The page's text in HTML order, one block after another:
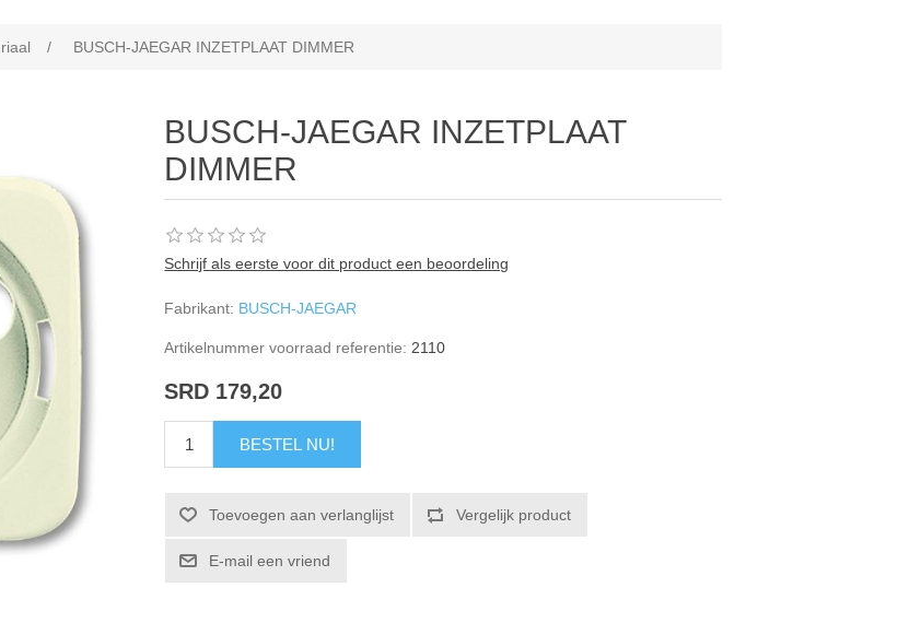
/ BUSCH-JAEGAR INZETPLAAT DIMMER
BUSCH-JAEGAR INZETPLAAT
DIMMER
Schrijf als eerste voor dit product een beoordeling
Fabrikant: BUSCH-JAEGAR
Artikelnummer voorraad referentie: 2110
SRD 179,20
BESTEL NU!
Toevoegen aan verlanglijst Vergelijk product
E-mail een vriend